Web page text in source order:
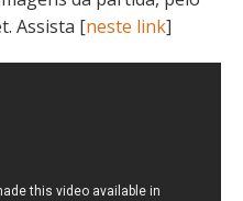
Assista [neste link]